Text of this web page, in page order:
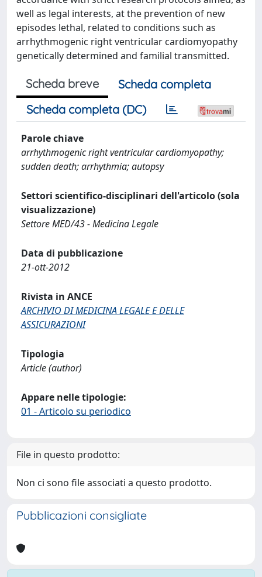
well as legal interests, at the prevention of new
episodes lethal, related to conditions such as
arrhythmogenic right ventricular cardiomyopathy
genetically determined and familial transmitted.
Scheda breve
Scheda completa
Scheda completa (DC)
Parole chiave
arrhythmogenic right ventricular cardiomyopathy;
sudden death; arrhythmia; autopsy
Settori scientifico-disciplinari dell'articolo (sola
visualizzazione)
Settore MED/43 - Medicina Legale
Data di pubblicazione
21-ott-2012
Rivista in ANCE
ARCHIVIO DI MEDICINA LEGALE E DELLE
ASSICURAZIONI
Tipologia
Article (author)
Appare nelle tipologie:
01 - Articolo su periodico
File in questo prodotto:
Non ci sono file associati a questo prodotto.
Pubblicazioni consigliate